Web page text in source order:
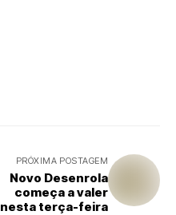
PRÓXIMA POSTAGEM
Novo Desenrola
começa a valer
nesta terça-feira